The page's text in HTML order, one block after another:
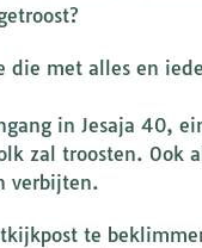
die met alles en
in Jesaja 40,
zal troosten. Ook
verbijten.
te